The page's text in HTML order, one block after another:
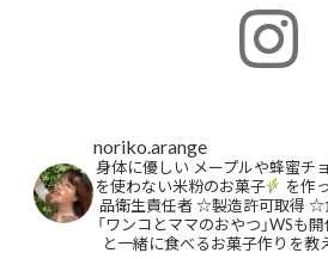
noriko.arange
身体に優しい メープルや蜂蜜チ
を使わない米粉のお菓子
を作
品衛生責任者☆製造許可取得 ☆
「ワンコとママのおやつ」WSも
と一緒に食べるお菓子作りを教